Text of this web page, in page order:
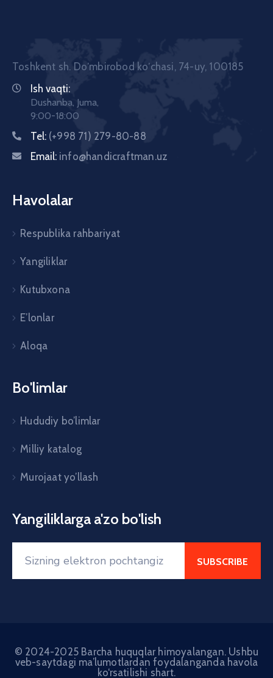
Toshkent sh. Doʼmbirobod koʼchasi, 74-uy, 100185
Ish vaqti:
Dushanba, Juma,
9:00-18:00
Tel: (+998 71) 279-80-88
Email: info@handicraftman.uz
Havolalar
Respublika rahbariyat
Yangiliklar
Kutubxona
E’lonlar
Aloqa
Bo'limlar
Hududiy bo’limlar
Milliy katalog
Murojaat yo’llash
Yangiliklarga a'zo bo'lish
© 2024-2025 Barcha huquqlar himoyalangan. Ushbu
veb-saytdagi ma’lumotlardan foydalanganda havola
ko‘rsatilishi shart.